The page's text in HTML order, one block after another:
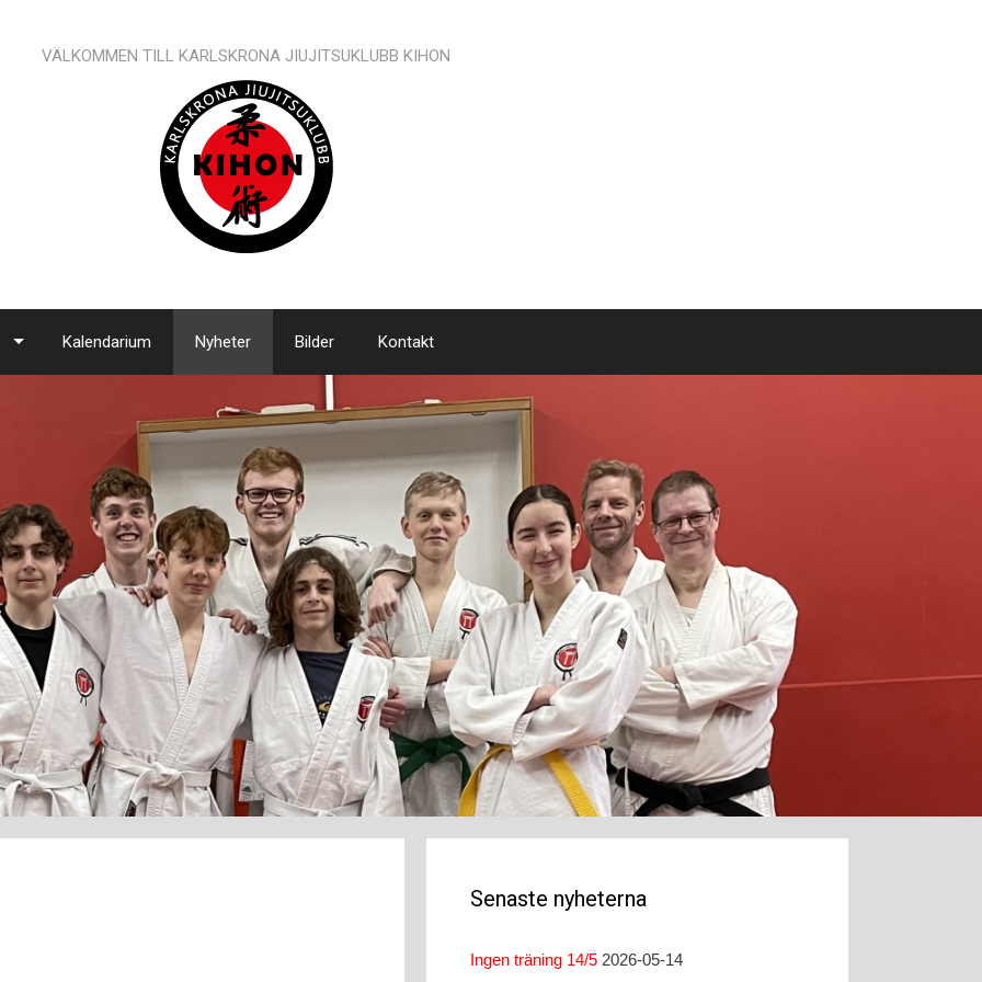
VÄLKOMMEN TILL KARLSKRONA JIUJITSUKLUBB KIHON
Kalendarium Nyheter Bilder Kontakt
Senaste nyheterna
Ingen träning 14/5 2026-05-14